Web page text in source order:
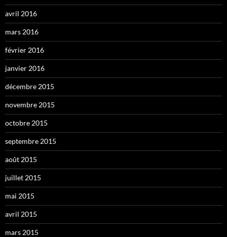
avril 2016
mars 2016
février 2016
janvier 2016
décembre 2015
novembre 2015
octobre 2015
septembre 2015
août 2015
juillet 2015
mai 2015
avril 2015
mars 2015